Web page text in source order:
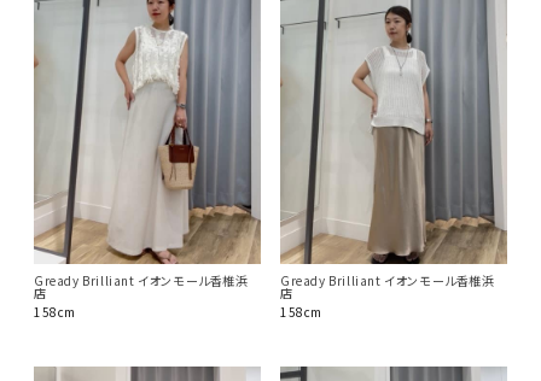
Gready Brilliant イオンモール香椎浜
店
158cm
Gready Brilliant イオンモール香椎浜
店
158cm